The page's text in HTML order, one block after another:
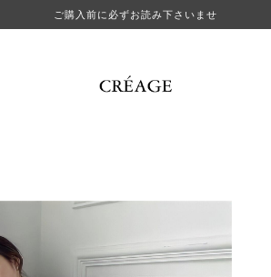
ご購入前に必ずお読み下さいませ